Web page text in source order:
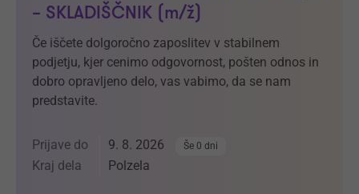
– SKLADIŠČNIK (m/ž)
Če iščete dolgoročno zaposlitev v stabilnem
podjetju, kjer cenimo odgovornost, pošten odnos in
dobro opravljeno delo, vas vabimo, da se nam
predstavite.
Prijave do 9. 8. 2026 Še 0 dni
Kraj dela Polzela